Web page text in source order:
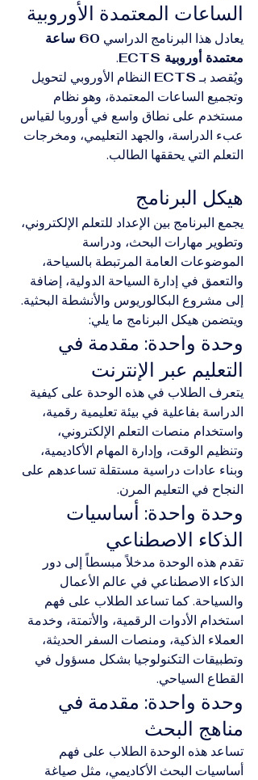
الساعات المعتمدة الأوروبية
يعادل هذا البرنامج الدراسي
60 ساعة
معتمدة أوروبية ECTS
.
ويُقصد بـ ECTS النظام الأوروبي لتحويل
وتجميع الساعات المعتمدة، وهو نظام
مستخدم على نطاق واسع في أوروبا لقياس
عبء الدراسة، والجهد التعليمي، ومخرجات
التعلم التي يحققها الطالب.
هيكل البرنامج
يجمع البرنامج بين الإعداد للتعلم الإلكتروني،
وتطوير مهارات البحث، ودراسة
الموضوعات العامة المرتبطة بالسياحة،
والتعمق في إدارة السياحة الدولية، إضافة
إلى مشروع البكالوريوس والأنشطة البحثية.
ويتضمن هيكل البرنامج ما يلي:
وحدة واحدة: مقدمة في
التعليم عبر الإنترنت
يتعرف الطلاب في هذه الوحدة على كيفية
الدراسة بفاعلية في بيئة تعليمية رقمية،
واستخدام منصات التعلم الإلكتروني،
وتنظيم الوقت، وإدارة المهام الأكاديمية،
وبناء عادات دراسية مستقلة تساعدهم على
النجاح في التعليم المرن.
وحدة واحدة: أساسيات
الذكاء الاصطناعي
تقدم هذه الوحدة مدخلاً مبسطاً إلى دور
الذكاء الاصطناعي في عالم الأعمال
والسياحة. كما تساعد الطلاب على فهم
استخدام الأدوات الرقمية، والأتمتة، وخدمة
العملاء الذكية، ومنصات السفر الحديثة،
وتطبيقات التكنولوجيا بشكل مسؤول في
القطاع السياحي.
وحدة واحدة: مقدمة في
مناهج البحث
تساعد هذه الوحدة الطلاب على فهم
أساسيات البحث الأكاديمي، مثل صياغة